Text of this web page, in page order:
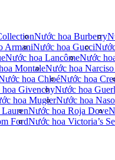
Nước hoa Burberry
ArmaniNước hoa Gucci
Nước hoa LancômeNước
MontaleNước hoa
hoa ChloéNước hoa
GivenchyNước hoa
hoa MuglerNước hoa
Nước hoa Roja Dove
FordNước hoa Victoria’s